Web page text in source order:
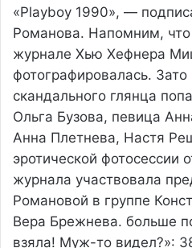
«Playboy 1990», —
Романова. Напомним,
журнале Хью Хефнера
фотографировалась.
скандального глянца
Ольга Бузова, певица
Анна Плетнева, Настя
эротической фотосессии
журнала участвовала
Романовой в группе
Вера Брежнева. больше
взяла! Муж-то видел?»: